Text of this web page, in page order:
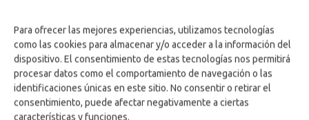
Para ofrecer las mejores experiencias, utilizamos tecnologías
como las cookies para almacenar y/o acceder a la información del
dispositivo. El consentimiento de estas tecnologías nos permitirá
procesar datos como el comportamiento de navegación o las
identificaciones únicas en este sitio. No consentir o retirar el
consentimiento, puede afectar negativamente a ciertas
características y funciones.